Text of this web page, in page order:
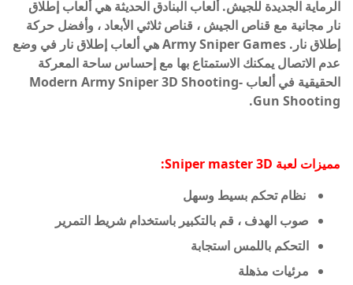
الرماية الجديدة للجيش. ألعاب البنادق الحديثة هي ألعاب إطلاق
نار مجانية مع قناص الجيش ، قناص ثلاثي الأبعاد ، وأفضل حركة
إطلاق نار. Army Sniper Games هي ألعاب إطلاق نار في وضع
عدم الاتصال يمكنك الاستمتاع بها مع إحساس ساحة المعركة
الحقيقية في ألعاب Modern Army Sniper 3D Shooting-
Gun Shooting.
مميزات لعبة Sniper master 3D:
نظام تحكم بسيط وسهل
صوب الهدف ، قم بالتكبير باستخدام شريط التمرير
التحكم باللمس استجابة
مرئيات مذهلة